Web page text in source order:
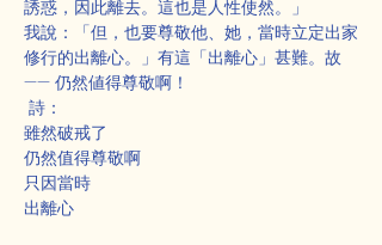
誘惑，因此離去。這也是人性使然。」
我說：「但，也要尊敬他、她，當時立定出家
修行的出離心。」有這「出離心」甚難。故
—— 仍然値得尊敬啊！
詩：
雖然破戒了
仍然值得尊敬啊
只因當時
出離心